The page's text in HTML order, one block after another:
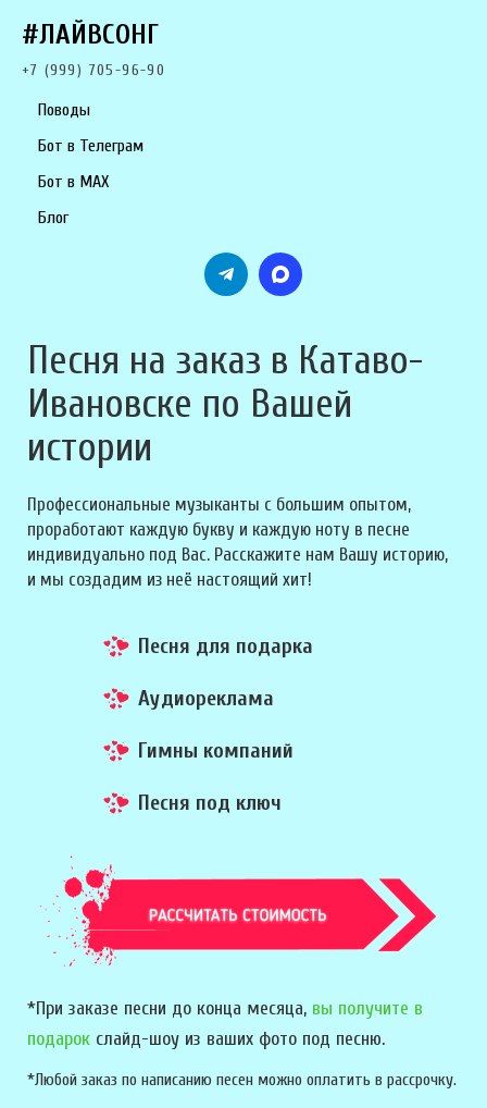
#ЛАЙВСОНГ
+7 (999) 705-96-90
Поводы
Бот в Телеграм
Бот в MAX
Блог
Песня на заказ в Катаво-
Ивановске по Вашей
истории
Профессиональные музыканты с большим опытом,
проработают каждую букву и каждую ноту в песне
индивидуально под Вас. Расскажите нам Вашу историю,
и мы создадим из неё настоящий хит!
Песня для подарка
Аудиореклама
Гимны компаний
Песня под ключ
*При заказе песни до конца месяца, вы получите в
подарок слайд-шоу из ваших фото под песню.
*Любой заказ по написанию песен можно оплатить в рассрочку.